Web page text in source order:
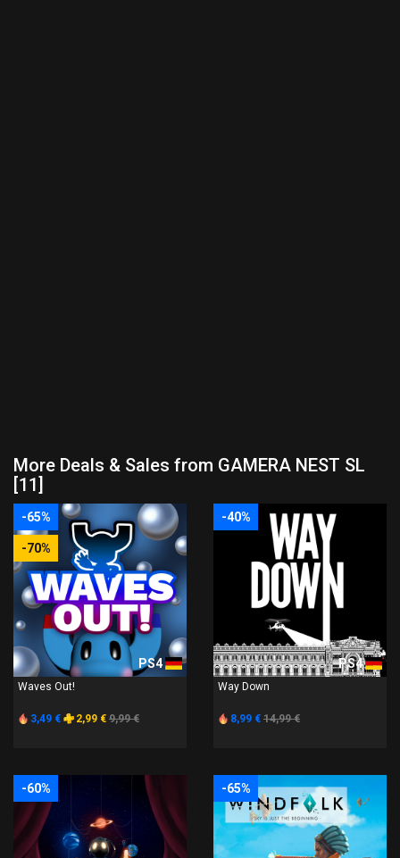
More Deals & Sales from GAMERA NEST SL
[11]
-65%
-70%
PS4
Waves Out!
3,49 € 2,99 € 9,99 €
-40%
PS4
Way Down
8,99 € 14,99 €
-60% -65%